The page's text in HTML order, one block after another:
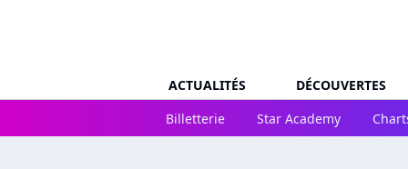
ACTUALITÉS
DÉCOUVERTES
Billetterie
Star Academy